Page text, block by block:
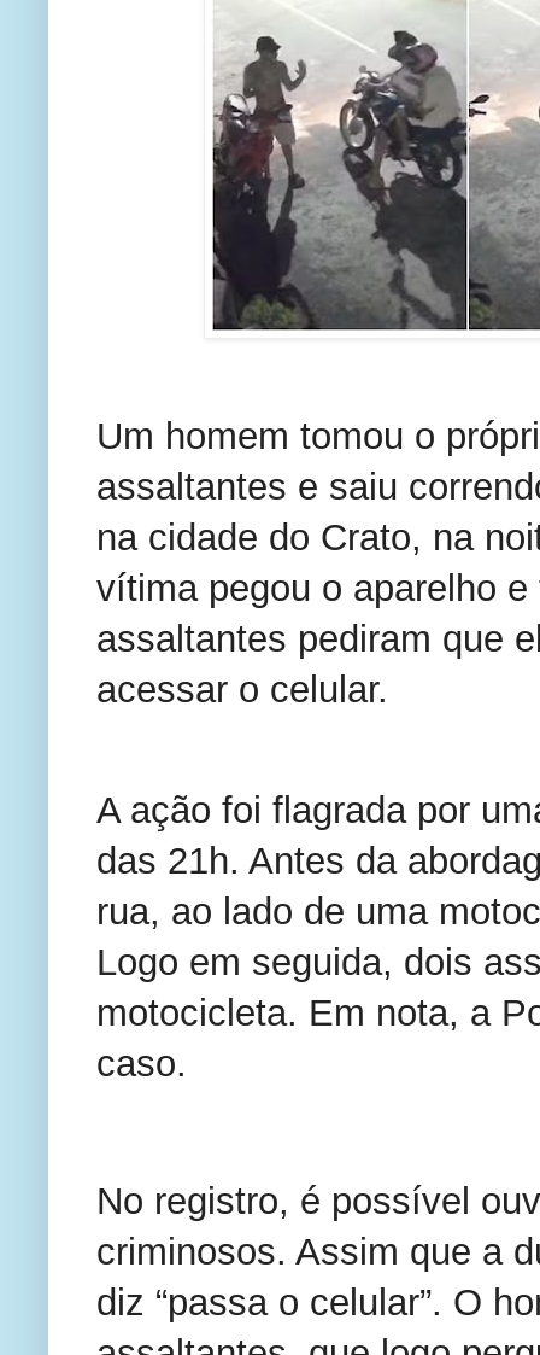
Um homem tomou o
assaltantes e saiu
na cidade do Crato, na
vítima pegou o aparelho
assaltantes pediram que
acessar o celular.
A ação foi flagrada por
das 21h. Antes da
rua, ao lado de uma
Logo em seguida, dois
motocicleta. Em nota, a
caso.
No registro, é possível
criminosos. Assim que a
diz “passa o celular”. O